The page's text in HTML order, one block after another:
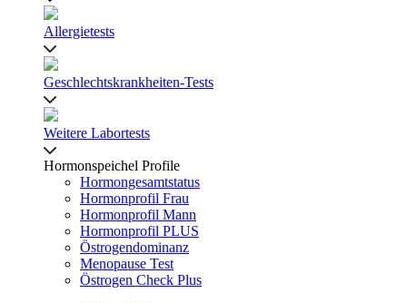
Allergietests
Geschlechtskrankheiten-Tests
Weitere Labortests
Hormonspeichel Profile
Hormongesamtstatus
Hormonprofil Frau
Hormonprofil Mann
Hormonprofil PLUS
Östrogendominanz
Menopause Test
Östrogen Check Plus